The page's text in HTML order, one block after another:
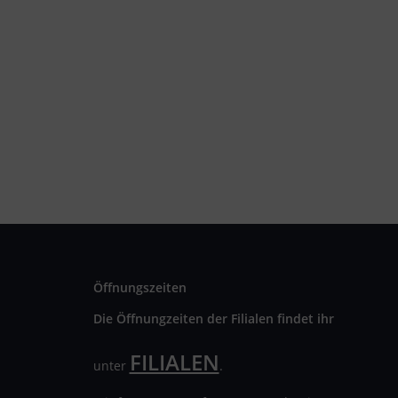
Öffnungszeiten
Die Öffnungzeiten der Filialen findet ihr
unter FILIALEN.